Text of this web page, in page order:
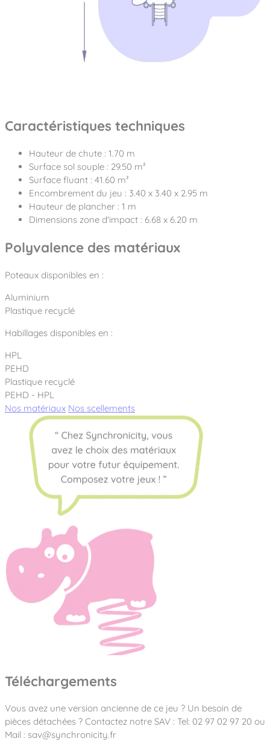
Caractéristiques techniques
Hauteur de chute : 1.70 m
Surface sol souple : 29.50 m²
Surface fluant : 41.60 m²
Encombrement du jeu : 3.40 x 3.40 x 2.95 m
Hauteur de plancher : 1 m
Dimensions zone d'impact : 6.68 x 6.20 m
Polyvalence des matériaux
Poteaux disponibles en :
Aluminium
Plastique recyclé
Habillages disponibles en :
HPL
PEHD
Plastique recyclé
PEHD - HPL
Nos matériaux Nos scellements
Téléchargements
Vous avez une version ancienne de ce jeu ? Un besoin de
pièces détachées ? Contactez notre SAV : Tel: 02 97 02 97 20 ou
Mail : sav@synchronicity.fr